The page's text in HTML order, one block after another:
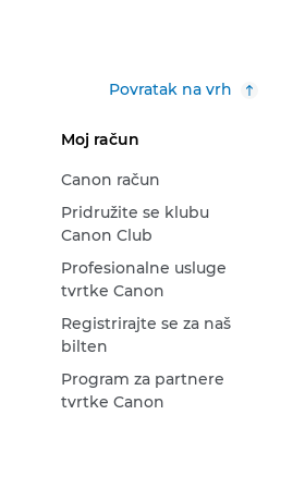
Povratak na vrh
Moj račun
Canon račun
Pridružite se klubu
Canon Club
Profesionalne usluge
tvrtke Canon
Registrirajte se za naš
bilten
Program za partnere
tvrtke Canon